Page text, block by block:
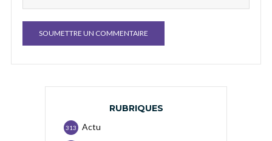
RUBRIQUES
Actu
313